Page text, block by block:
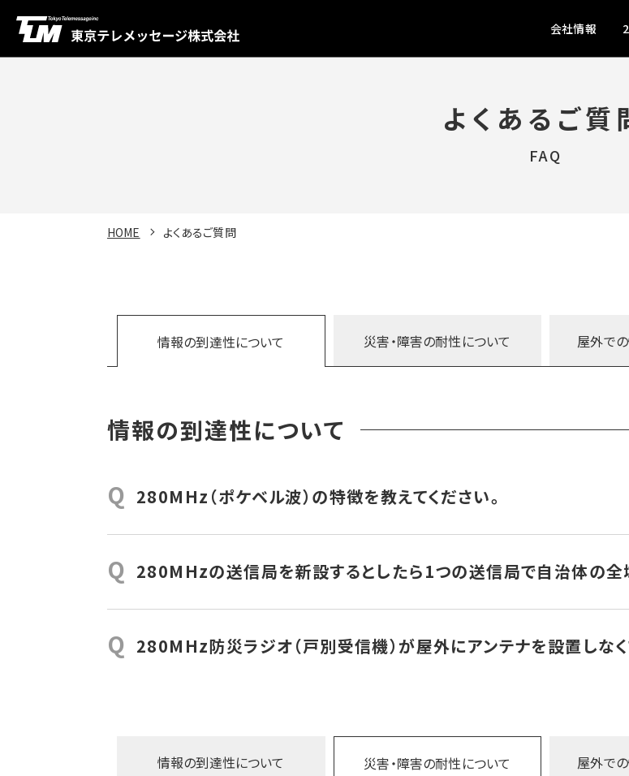
会社情報
よくあるご質
FAQ
HOME よくあるご質問
情報の到達性について 災害・障害の耐性について 屋外での
情報の到達性について
Q 280MHz（ポケベル波）の特徴を教えてください。
より遠く（到達性）、より確実に（受信性）、建物内でも（浸透性）という特性があります。
ポケベルはこの特徴があったため、少ない基地局で建物内での受信が可能だったわけです
到達性は主に出力に関連します。受信性は伝送速度に関連します。浸透性は周波数（波長
例えば、60MHzデジタル防災行政無線と比較した場合は以下の通りです。
(bps)
値が小さいほど受信端末が再生できる(受信感度)
Q 280MHzの送信局を新設するとしたら1つの送信局で自治体の全
より少ない送信局で整備自治体の全域で戸別受信機が利用できるように置局設計し
圏内に入る場合がありますし、全域カバーするには複数の送信局を要するケースもあります
送信局の整備費は9,000万円（寒冷地を除く）くらいなので、極力1局で全域がカバーでき
Q 280MHz防災ラジオ（戸別受信機）が屋外にアンテナを設置しな
ポケベルで使ってきた280MHzは波長が約1mです。無線電波は主にガラス窓から建物
建物内に入り込めません。波長1mというのは丁度いい具合の大きさなのです。波長がこ
情報の到達性について 災害・障害の耐性について 屋外での